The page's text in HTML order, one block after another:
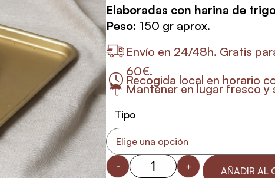
Elaboradas con harina de
Peso: 150 gr aprox.
Envío en 24/48h. Gratis
60€.
Recogida local en horario
Mantener en lugar fresco y
Tipo
- + AÑADIR AL